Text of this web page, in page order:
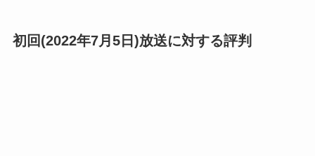
初回(2022年7月5日)放送に対する評判